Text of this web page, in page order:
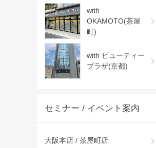
with
OKAMOTO(茶屋
町)
with ビューティー
プラザ(京都)
セミナー / イベント案内
大阪本店 / 茶屋町店